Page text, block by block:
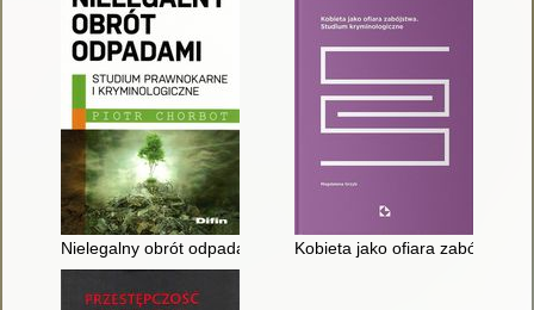
Nielegalny obrót odpadami : studium prawnokarne i
Kobieta jako ofiara zabójstwa :